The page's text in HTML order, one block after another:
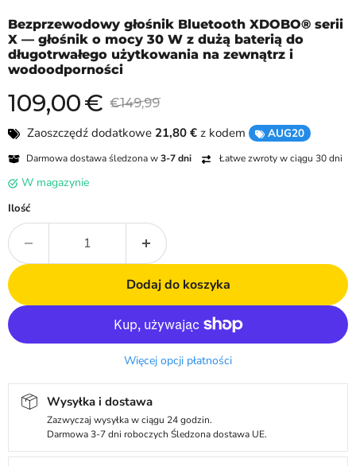
Bezprzewodowy głośnik Bluetooth XDOBO® serii
X — głośnik o mocy 30 W z dużą baterią do
długotrwałego użytkowania na zewnątrz i
wodoodporności
Aktualna cena
109,00€ Cena oryginalna
€149,99
Zaoszczędź dodatkowe 21,80 € z kodem AUG20
Darmowa dostawa śledzona w3-7 dni Łatwe zwroty w ciągu 30 dni
W magazynie
Ilość
Dodaj do koszyka
Więcej opcji płatności
Wysyłka i dostawa
Zazwyczaj wysyłka w ciągu 24 godzin.
Darmowa 3-7 dni roboczych Śledzona dostawa UE.